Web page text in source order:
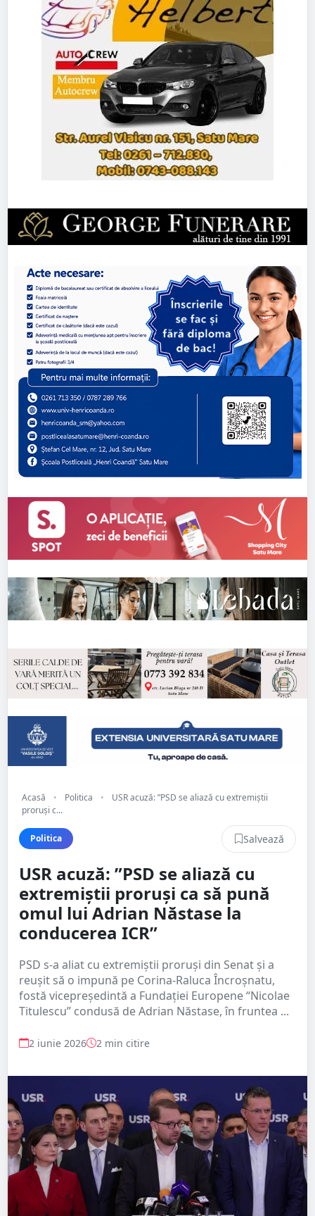
Acasă • Politica •
USR acuză: ”PSD se aliază cu extremiștii
proruși c...
Politica Salvează
USR acuză: ”PSD se aliază cu
extremiștii proruși ca să pună
omul lui Adrian Năstase la
conducerea ICR”
PSD s-a aliat cu extremiștii proruși din Senat și a
reușit să o impună pe Corina-Raluca Încroșnatu,
fostă vicepreședintă a Fundației Europene “Nicolae
Titulescu” condusă de Adrian Năstase, în fruntea ...
2 iunie 2026 2 min citire